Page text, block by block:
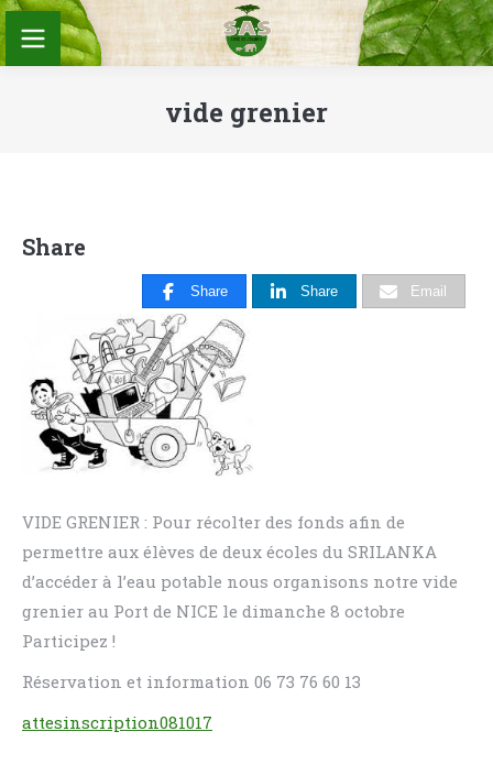
vide grenier
Share
Share Share Email
VIDE GRENIER : Pour récolter des fonds afin de
permettre aux élèves de deux écoles du SRILANKA
d’accéder à l’eau potable nous organisons notre vide
grenier au Port de NICE le dimanche 8 octobre
Participez !
Réservation et information 06 73 76 60 13
attesinscription081017